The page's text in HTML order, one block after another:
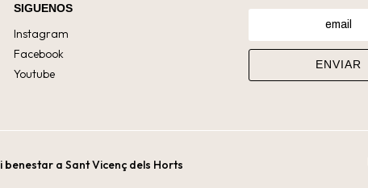
SIGUENOS
Instagram
Facebook
Youtube
benestar a Sant Vicenç dels Horts